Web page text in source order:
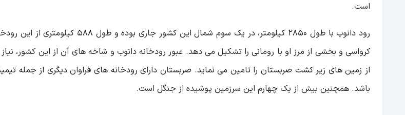
کوهستان میروتش
اقتصاد صربستان
نقشه صربستان
است.
رود دانوب با طول 2850 کیلومتر، در یک سوم شمال این کشور جاری بوده و طول 588 کیلومتری از این رودخانه،
از زمین های زیر کشت صربستان را تامین می نماید. صربستان دارای رودخانه های فراوان دیگری از جمله
باشد. همچنین بیش از یک چهارم این سرزمین پوشیده از جنگل است.